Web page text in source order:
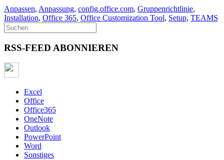
Anpassen, Anpassung, config.office.com, Gruppenrichtlinie,
Installation, Office 365, Office Customization Tool, Setup, TEAMS
RSS-FEED ABONNIEREN
Excel
Office
Office365
OneNote
Outlook
PowerPoint
Word
Sonstiges